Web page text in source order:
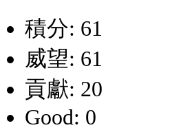
積分: 61
威望: 61
貢獻: 20
Good: 0